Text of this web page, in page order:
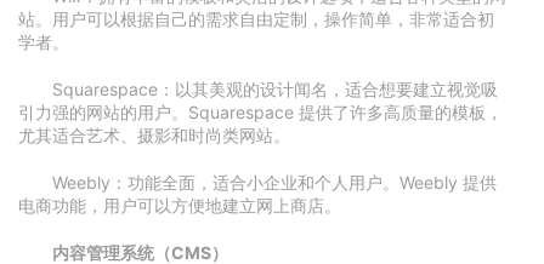
站。用户可以根据自己的需求自由定制，操作简单，非常适合初
学者。
Squarespace：以其美观的设计闻名，适合想要建立视觉吸
引力强的网站的用户。Squarespace 提供了许多高质量的模板，
尤其适合艺术、摄影和时尚类网站。
Weebly：功能全面，适合小企业和个人用户。Weebly 提供
电商功能，用户可以方便地建立网上商店。
内容管理系统（CMS）